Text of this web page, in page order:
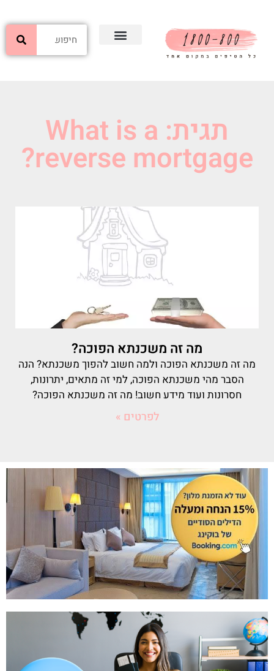
תגית: What is a
reverse mortgage?
מה זה משכנתא הפוכה?
מה זה משכנתא הפוכה ולמה חשוב להפוך משכנתא? הנה
הסבר מהי משכנתא הפוכה, למי זה מתאים, יתרונות,
חסרונות ועוד מידע חשוב! מה זה משכנתא הפוכה?
לפרטים »